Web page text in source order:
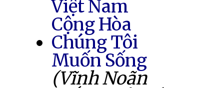
Việt Nam
Cộng Hòa
Chúng Tôi
Muốn Sống
(Vĩnh Noãn